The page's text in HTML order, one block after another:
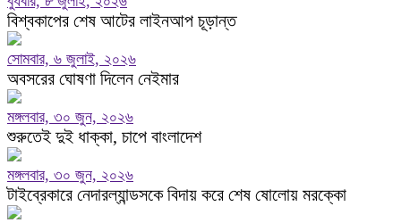
বিশ্বকাপের শেষ আটের লাইনআপ চূড়ান্ত
সোমবার, ৬ জুলাই, ২০২৬
অবসরের ঘোষণা দিলেন নেইমার
মঙ্গলবার, ৩০ জুন, ২০২৬
শুরুতেই দুই ধাক্কা, চাপে বাংলাদেশ
মঙ্গলবার, ৩০ জুন, ২০২৬
টাইব্রেকারে নেদারল্যান্ডসকে বিদায় করে শেষ ষোলোয় মরক্কো